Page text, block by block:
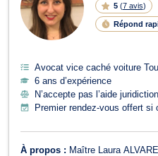
5 (7 avis)
Répond
Avocat vice caché voiture
6 ans d’expérience
N’accepte pas l’aide
Premier rendez-vous offert si
À propos : Maître Laura